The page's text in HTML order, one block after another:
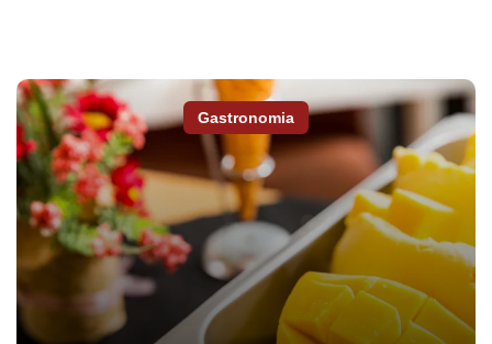
Gastronomia